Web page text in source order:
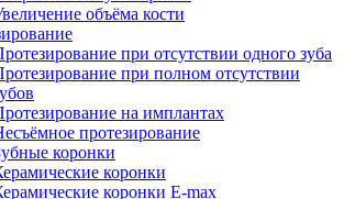
объёма кости
при отсутствии одного зуба
при полном отсутствии
на имплантах
протезирование
коронки
коронки
коронки E-max